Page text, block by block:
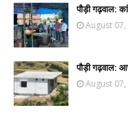
पौड़ी गढ़वाल:
August
पौड़ी गढ़वाल:
August